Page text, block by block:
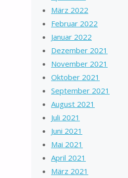
März 2022
Februar 2022
Januar 2022
Dezember 2021
November 2021
Oktober 2021
September 2021
August 2021
Juli 2021
Juni 2021
Mai 2021
April 2021
März 2021